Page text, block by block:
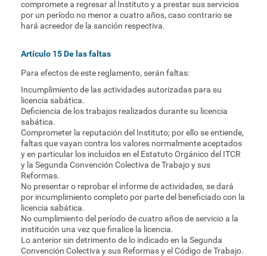
compromete a regresar al Instituto y a prestar sus servicios
por un período no menor a cuatro años, caso contrario se
hará acreedor de la sanción respectiva.
Artículo 15 De las faltas
Para efectos de este reglamento, serán faltas:
Incumplimiento de las actividades autorizadas para su
licencia sabática.
Deficiencia de los trabajos realizados durante su licencia
sabática.
Comprometer la reputación del Instituto; por ello se entiende,
faltas que vayan contra los valores normalmente aceptados
y en particular los incluidos en el Estatuto Orgánico del ITCR
y la Segunda Convención Colectiva de Trabajo y sus
Reformas.
No presentar o reprobar el informe de actividades, se dará
por incumplimiento completo por parte del beneficiado con la
licencia sabática.
No cumplimiento del período de cuatro años de servicio a la
institución una vez que finalice la licencia.
Lo anterior sin detrimento de lo indicado en la Segunda
Convención Colectiva y sus Reformas y el Código de Trabajo.